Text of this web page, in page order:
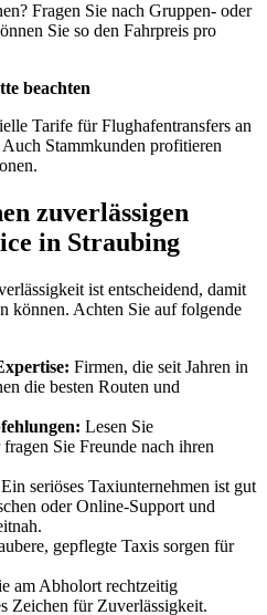
Fragen Sie nach Gruppen- oder
Sie so den Fahrpreis pro
beachten
Tarife für Flughafentransfers an
Stammkunden profitieren
zuverlässigen
in Straubing
ist entscheidend, damit
können. Achten Sie auf folgende
Firmen, die seit Jahren in
die besten Routen und
Lesen Sie
Sie Freunde nach ihren
Ein seriöses Taxiunternehmen ist gut
oder Online-Support und
gepflegte Taxis sorgen für
am Abholort rechtzeitig
Zeichen für Zuverlässigkeit.